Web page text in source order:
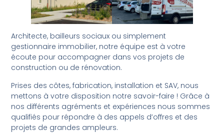
Architecte, bailleurs sociaux ou simplement
gestionnaire immobilier, notre équipe est à votre
écoute pour accompagner dans vos projets de
construction ou de rénovation.
Prises des côtes, fabrication, installation et SAV, nous
mettons à votre disposition notre savoir-faire ! Grâce à
nos différents agréments et expériences nous sommes
qualifiés pour répondre à des appels d’offres et des
projets de grandes ampleurs.